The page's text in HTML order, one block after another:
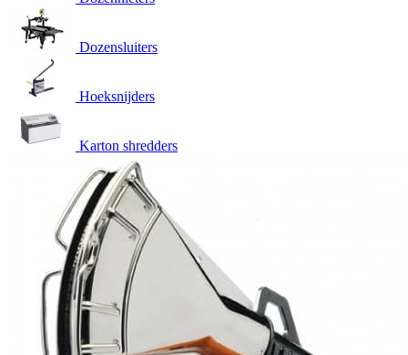
Dozensluiters
Hoeksnijders
Karton shredders